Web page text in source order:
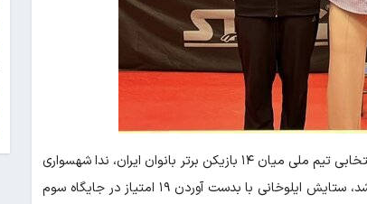
، در پایان سه روز ماراتن نفس گیر رقابت‌های انتخابی تیم ملی میان ۱۴ بازیکن برتر بانوان ایران، ندا شهسواری
با کسب ۲۱ امتیاز قهرمان شد، شیما صفایی با کسب ۲۰ امتیاز نایب قهرمان شد، ستایش ایلوخانی با بدست آوردن ۱۹ امتیاز در جایگاه سوم